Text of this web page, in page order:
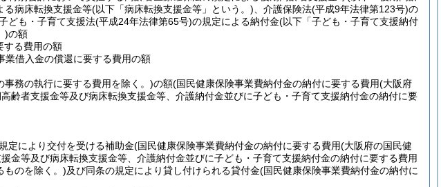
る病床転換支援金等(以下「病床転換支援金等」という。) 、介護保険法(平成9年法律第123号)の
ども・子育て支援法(平成24年法律第65号)の規定による納付金(以下「子ども・子育て支援納付
)の額
する費用の額
業借入金の償還に要する費用の額
事務の執行に要する費用を除く。)の額(国民健康保険事業費納付金の納付に要する費用(大阪府
齢者支援金等及び病床転換支援金等、介護納付金並びに子ども・子育て支援納付金の納付に要
定により交付を受ける補助金(国民健康保険事業費納付金の納付に要する費用(大阪府の国民健
金等及び病床転換支援金等、介護納付金並びに子ども・子育て支援納付金の納付に要する費用
ものを除く。)及び同条の規定により貸し付けられる貸付金(国民健康保険事業費納付金の納付に